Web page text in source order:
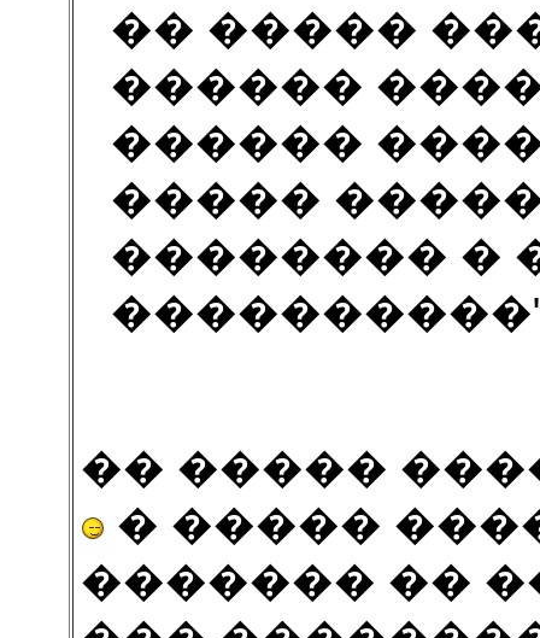
�� �����
������
������
�����
�������� �
�� �����
� �����
������� ��